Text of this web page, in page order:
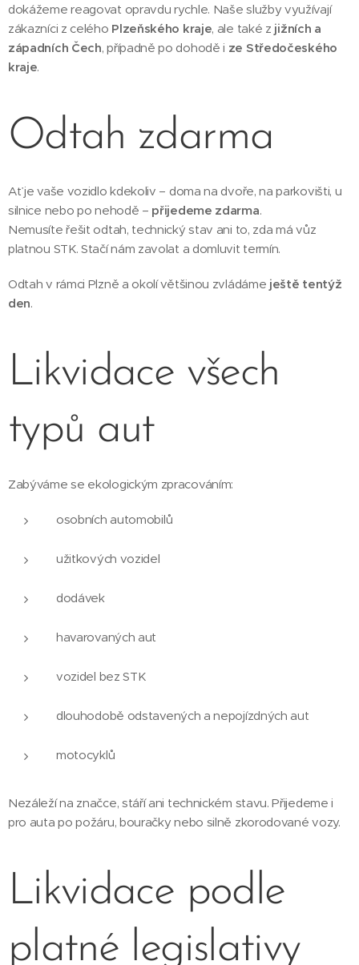
dokážeme reagovat opravdu rychle. Naše služby využívají
zákazníci z celého Plzeňského kraje, ale také z jižních a
západních Čech, případně po dohodě i ze Středočeského
kraje.
Odtah zdarma
Ať je vaše vozidlo kdekoliv – doma na dvoře, na parkovišti, u
silnice nebo po nehodě – přijedeme zdarma.
Nemusíte řešit odtah, technický stav ani to, zda má vůz
platnou STK. Stačí nám zavolat a domluvit termín.
Odtah v rámci Plzně a okolí většinou zvládáme ještě tentýž
den.
Likvidace všech
typů aut
Zabýváme se ekologickým zpracováním:
osobních automobilů
užitkových vozidel
dodávek
havarovaných aut
vozidel bez STK
dlouhodobě odstavených a nepojízdných aut
motocyklů
Nezáleží na značce, stáří ani technickém stavu. Přijedeme i
pro auta po požáru, bouračky nebo silně zkorodované vozy.
Likvidace podle
platné legislativy